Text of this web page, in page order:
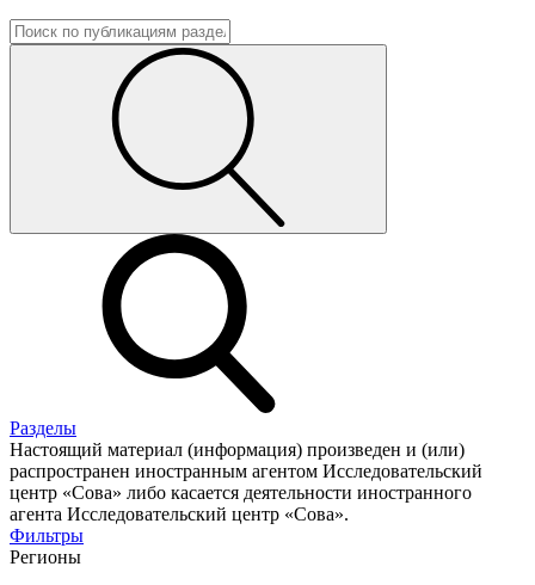
Разделы
Настоящий материал (информация) произведен и (или)
распространен иностранным агентом Исследовательский
центр «Сова» либо касается деятельности иностранного
агента Исследовательский центр «Сова».
Фильтры
Регионы